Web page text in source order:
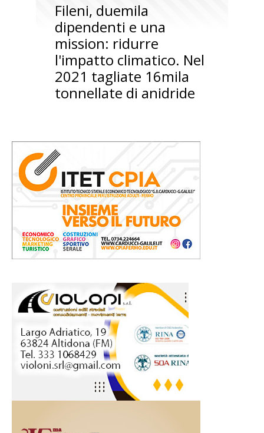
Fileni, duemila
dipendenti e una
mission: ridurre
l'impatto climatico. Nel
2021 tagliate 16mila
tonnellate di anidride